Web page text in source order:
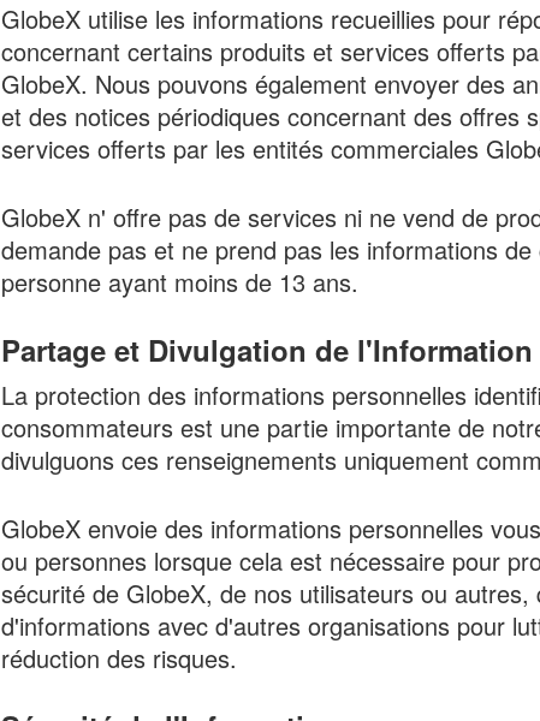
GlobeX utilise les informations recueillies pour
concernant certains produits et services offerts
GlobeX. Nous pouvons également envoyer des
et des notices périodiques concernant des offres
services offerts par les entités commerciales
GlobeX n' offre pas de services ni ne vend de
demande pas et ne prend pas les informations
personne ayant moins de 13 ans.
Partage et Divulgation de l'Information
La protection des informations personnelles
consommateurs est une partie importante de
divulguons ces renseignements uniquement
GlobeX envoie des informations personnelles
ou personnes lorsque cela est nécessaire pour
sécurité de GlobeX, de nos utilisateurs ou
d'informations avec d'autres organisations pour
réduction des risques.